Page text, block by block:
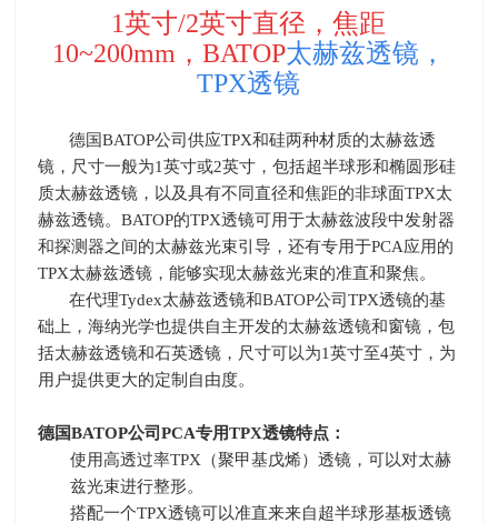
1英寸/2英寸直径，焦距
10~200mm ，BATOP太赫兹透镜，
TPX透镜
德国BATOP公司供应TPX和硅两种材质的太赫兹透
镜，尺寸一般为1英寸或2英寸，包括超半球形和椭圆形硅
质太赫兹透镜，以及具有不同直径和焦距的非球面TPX太
赫兹透镜。BATOP的TPX透镜可用于太赫兹波段中发射器
和探测器之间的太赫兹光束引导，还有专用于PCA应用的
TPX太赫兹透镜，能够实现太赫兹光束的准直和聚焦。
在代理Tydex太赫兹透镜和BATOP公司TPX透镜的基
础上，海纳光学也提供自主开发的太赫兹透镜和窗镜，包
括太赫兹透镜和石英透镜，尺寸可以为1英寸至4英寸，为
用户提供更大的定制自由度。
德国BATOP公司PCA专用TPX透镜特点：
使用高透过率TPX （聚甲基戊烯）透镜，可以对太赫
兹光束进行整形。
搭配一个TPX透镜可以准直来来自超半球形基板透镜